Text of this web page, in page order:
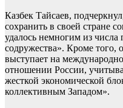
Казбек Тайсаев,
сохранить в своей стране
удалось немногим из числа
содружества». Кроме
выступает на
отношении России,
жесткой экономической
коллективным Западом».